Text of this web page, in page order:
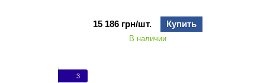
15 186 грн/шт. Купить
В наличии
3